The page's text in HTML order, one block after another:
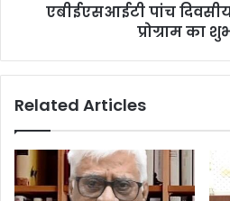
एबीईएसआईटी पांच
प्रोग्राम का
Related Articles